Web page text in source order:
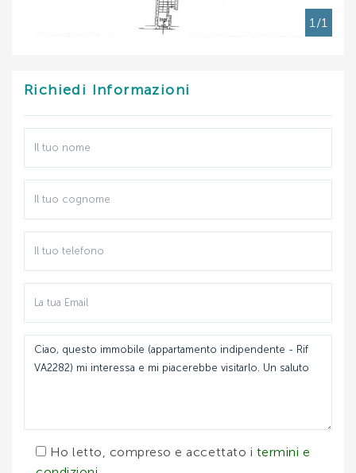
1/1
Richiedi Informazioni
Ho letto, compreso e accettato i termini e